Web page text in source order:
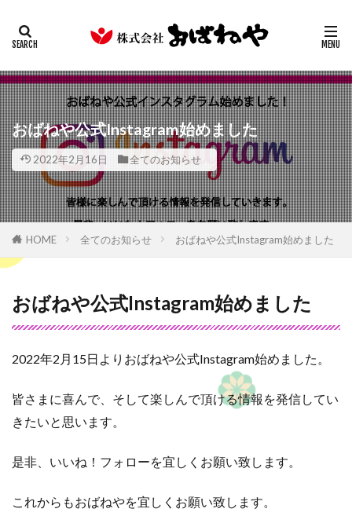
おばねや公式Instagram始めました
2022年2月16日 全てのお知らせ
HOME 全てのお知らせ おばねや公式Instagram始めました
おばねや公式Instagram始めました
2022年2月15日よりおばねや公式Instagram始めました。
皆さまに喜んで、そして楽しんで頂ける情報を発信してい
きたいと思います。
是非、いいね！フォローを宜しくお願い致します。
これからもおばねやを宜しくお願い致します。
カテゴリー
検索